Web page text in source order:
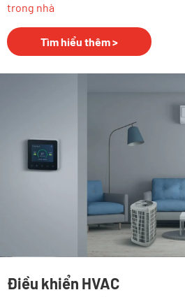
trong nhà
Tìm hiểu thêm >
Điều khiển HVAC